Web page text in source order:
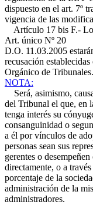
dispuesto en el art. 7º
vigencia de las
Artículo 17 bis F.-
Art. único Nº 20
D.O. 11.03.2005
recusación
Orgánico de Tribunales.
NOTA:
Será, asimismo,
del Tribunal el que, en
tenga interés su
consanguinidad o
a él por vínculos de
personas sean sus
gerentes o
directamente, o a
porcentaje de la
administración de la
administradores.